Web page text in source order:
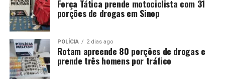
Força Tática prende motociclista com 31
porções de drogas em Sinop
POLÍCIA 2 dias ago
Rotam apreende 80 porções de drogas e
prende três homens por tráfico